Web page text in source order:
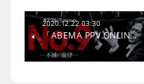
2020.12.22 03:30
「ABEMA PPV ONLIN…